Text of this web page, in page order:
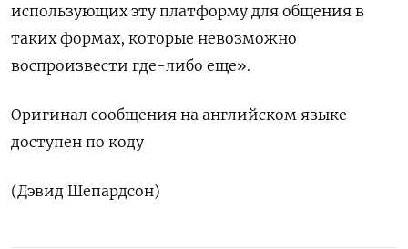
использующих эту платформу для общения в
таких формах, которые невозможно
воспроизвести где-либо еще».
Оригинал сообщения на английском языке
доступен по коду
(Дэвид Шепардсон)